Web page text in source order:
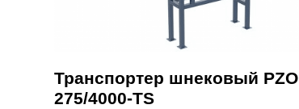
Транспортер шнековый PZO
275/4000-TS